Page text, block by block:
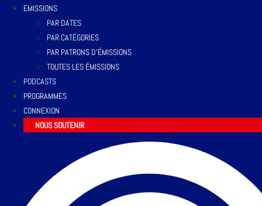
EMISSIONS
PAR DATES
PAR CATÉGORIES
PAR PATRONS D’ÉMISSIONS
TOUTES LES ÉMISSIONS
PODCASTS
PROGRAMMES
CONNEXION
NOUS SOUTENIR